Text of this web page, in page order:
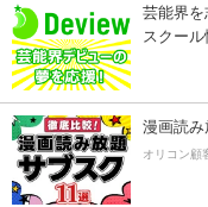
芸能界を
スクー
漫画読み
オリコン顧